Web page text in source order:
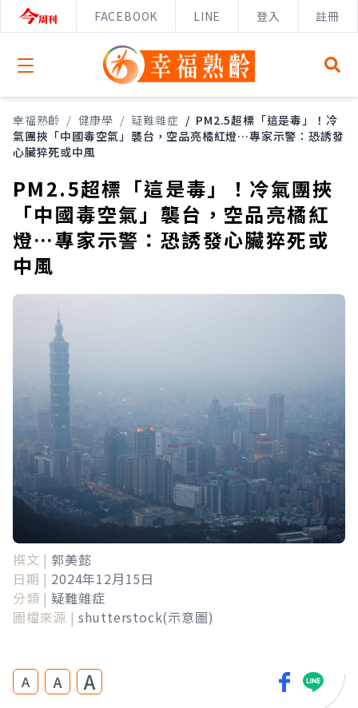
FACEBOOK LINE 登入 註冊
Open menu
幸福熟齡 / 健康學 / 疑難雜症 / PM2.5超標「這是毒」！冷
氣團挾「中國毒空氣」襲台，空品亮橘紅燈…專家示警：恐誘發
心臟猝死或中風
PM2.5超標「這是毒」！冷氣團挾
「中國毒空氣」襲台，空品亮橘紅
燈…專家示警：恐誘發心臟猝死或
中風
撰文 | 郭美懿
日期 | 2024年12月15日
分類 | 疑難雜症
圖檔來源 | shutterstock(示意圖)
A A A